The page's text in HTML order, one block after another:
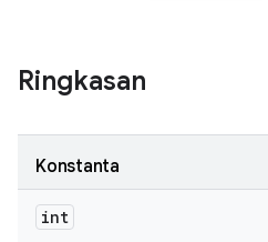
Ringkasan
Konstanta
int